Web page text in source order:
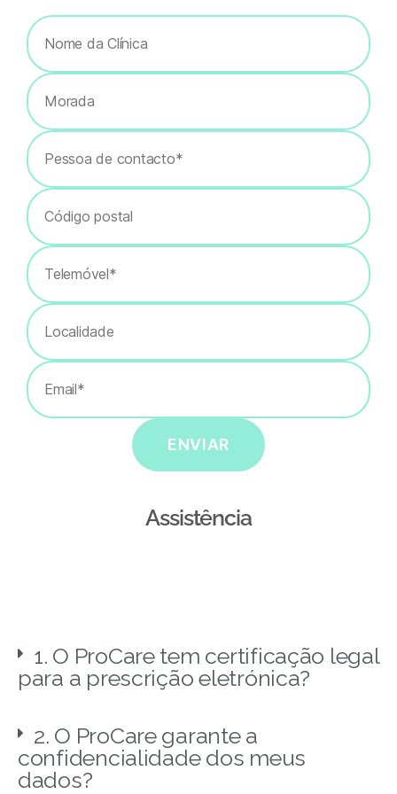
ENVIAR
Assistência
1. O ProCare tem certificação legal
para a prescrição eletrónica?
2. O ProCare garante a
confidencialidade dos meus
dados?